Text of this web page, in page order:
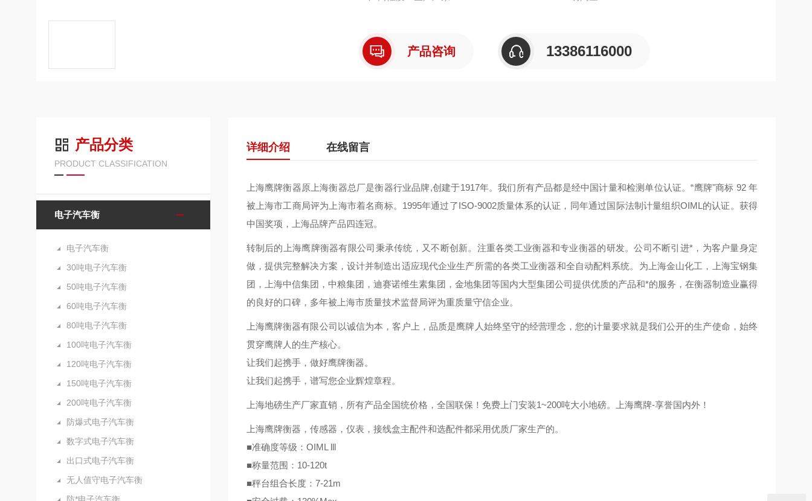
产品咨询 13386116000
产品分类
PRODUCT CLASSIFICATION
电子汽车衡
电子汽车衡
30吨电子汽车衡
50吨电子汽车衡
60吨电子汽车衡
80吨电子汽车衡
100吨电子汽车衡
120吨电子汽车衡
150吨电子汽车衡
200吨电子汽车衡
防爆式电子汽车衡
数字式电子汽车衡
出口式电子汽车衡
无人值守电子汽车衡
详细介绍 在线留言
上海鹰牌衡器原上海衡器总厂是衡器行业品牌,创建于1917年。我们所有产品都是经中国计量和检测单位认证。“鹰牌"商标 92 年
被上海市工商局评为上海市着名商标。1995年通过了ISO-9002质量体系的认证，同年通过国际法制计量组织OIML的认证。获得
中国奖项，上海品牌产品四连冠。
转制后的上海鹰牌衡器有限公司秉承传统，又不断创新。注重各类工业衡器和专业衡器的研发。公司不断引进*，为客户量身定
做，提供完整解决方案，设计并制造出适应现代企业生产所需的各类工业衡器和全自动配料系统。为上海金山化工，上海宝钢集
团，上海中信集团，中粮集团，迪赛诺维生素集团，金地集团等国内大型集团公司提供优质的产品和*的服务，在衡器制造业赢得
的良好的口碑，多年被上海市质量技术监督局评为重质量守信企业。
上海鹰牌衡器有限公司以诚信为本，客户上，品质是鹰牌人始终坚守的经营理念，您的计量要求就是我们公开的生产使命，始终
贯穿鹰牌人的生产核心。
让我们起携手，做好鹰牌衡器。
让我们起携手，谱写您企业辉煌章程。
上海地磅生产厂家直销，所有产品全国统价格，全国联保！免费上门安装1~200吨大小地磅。上海鹰牌-享誉国内外！
上海鹰牌衡器，传感器，仪表，接线盒主配件和选配件都采用优质厂家生产的。
■准确度等级：OIML lll
■称量范围：10-120t
■秤台组合长度：7-21m